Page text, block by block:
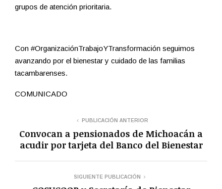
grupos de atención prioritaria.
Con #OrganizaciónTrabajoYTransformación seguimos
avanzando por el bienestar y cuidado de las familias
tacambarenses.
COMUNICADO
PUBLICACIÓN ANTERIOR
Convocan a pensionados de Michoacán a
acudir por tarjeta del Banco del Bienestar
SIGUIENTE PUBLICACIÓN